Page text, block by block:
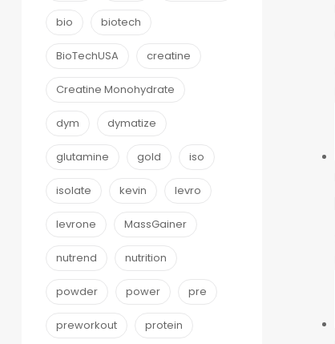
bio biotech
BioTechUSA creatine
Creatine Monohydrate
dym dymatize
glutamine gold iso
isolate kevin levro
levrone MassGainer
nutrend nutrition
powder power pre
preworkout protein